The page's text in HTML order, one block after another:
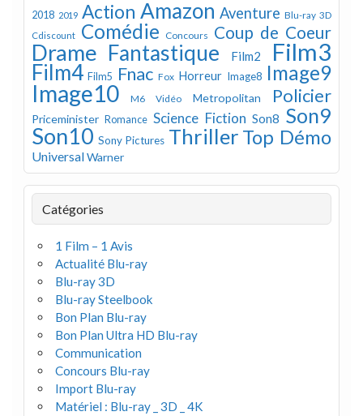
2018 2019 Action Amazon Aventure Blu-ray 3D
Cdiscount Comédie Concours Coup de Coeur
Drame Fantastique Film2 Film3
Film4 Film5 Fnac Fox Horreur Image8 Image9
Image10 M6 Vidéo Metropolitan Policier
Priceminister Romance Science Fiction Son8 Son9
Son10 Sony Pictures Thriller Top Démo
UniversalWarner
Catégories
1 Film – 1 Avis
Actualité Blu-ray
Blu-ray 3D
Blu-ray Steelbook
Bon Plan Blu-ray
Bon Plan Ultra HD Blu-ray
Communication
Concours Blu-ray
Import Blu-ray
Matériel : Blu-ray _ 3D _ 4K